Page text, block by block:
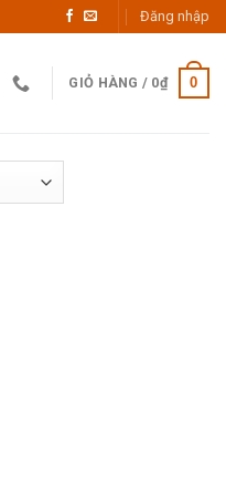
Đăng nhập
GIỎ HÀNG / 0₫ 0